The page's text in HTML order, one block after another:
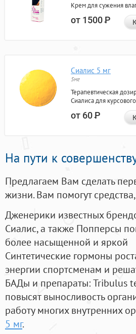
Крем для сужения
от 1500Р
Сиалис 5 мг
5мг
Терапевтическая
Сиалиса для
от 60Р
На пути к
Предлагаем Вам сделать
жизни. Вам помогут
Дженерики известных
Сиалис, а также Попперсы
более насыщенной и яркой
Синтетические гормоны
энергии спортсменам и
БАДы и препараты:Tribulus
повысят выносливость
работу многих внутренних
5 мг.